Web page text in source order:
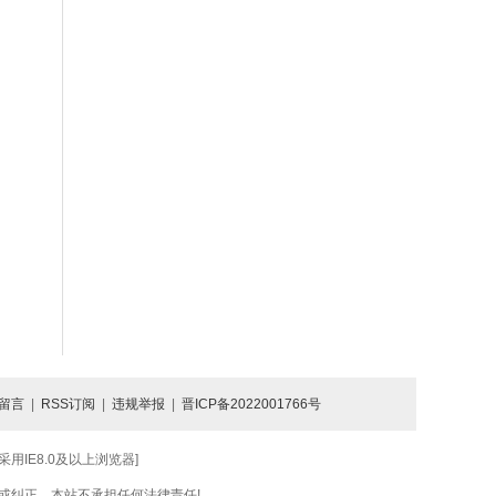
言 RSS订阅 违规举报 晋ICP备2022001766号
用IE8.0及以上浏览器]